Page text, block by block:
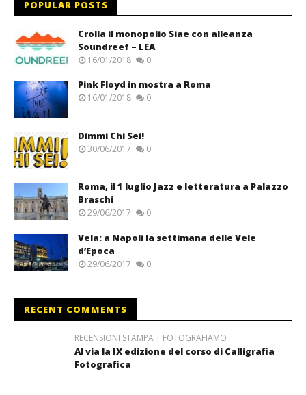
POPULAR POSTS
Crolla il monopolio Siae con alleanza
Soundreef – LEA
16/01/2018 0
Pink Floyd in mostra a Roma
16/01/2018 0
Dimmi Chi Sei!
30/06/2017 0
Roma, il 1 luglio Jazz e letteratura a Palazzo
Braschi
29/06/2017 0
Vela: a Napoli la settimana delle Vele
d’Epoca
29/06/2017 0
RECENT COMMENTS
RECENSIONI STAMPA | FOTOGRAFIAMO
Al via la IX edizione del corso di Calligrafia
Fotografica